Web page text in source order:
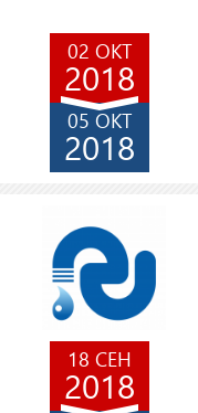
02 ОКТ
2018
05 ОКТ
2018
18 СЕН
2018